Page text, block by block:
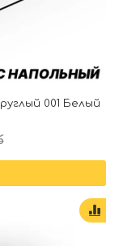
001 Белый